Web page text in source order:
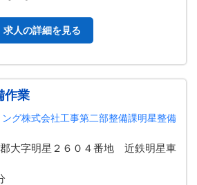
求人の詳細を見る
作業
グ株式会社工事第二部整備課明星整備
大字明星２６０４番地 近鉄明星車